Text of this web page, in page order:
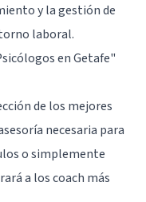
y la gestión de
laboral.
en Getafe"
de los mejores
necesaria para
o simplemente
a los coach más